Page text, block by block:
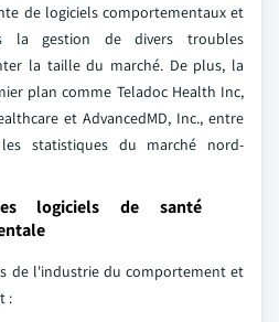
de logiciels comportementaux et
la gestion de divers troubles
la taille du marché. De plus, la
plan comme Teladoc Health Inc,
et AdvancedMD, Inc., entre
statistiques du marché nord-
logiciels de santé
de l'industrie du comportement et
: